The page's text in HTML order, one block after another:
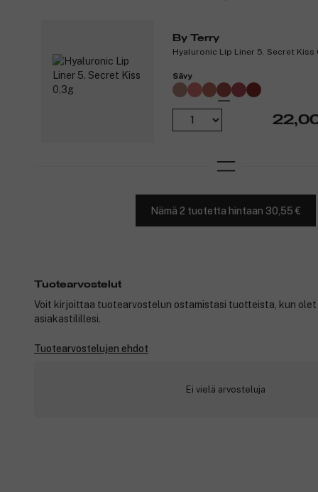
By Terry
Hyaluronic Lip Liner 5. Secret Kiss
Sävy
Nämä 2 tuotetta hintaan 30,55 €
Tuotearvostelut
Voit kirjoittaa tuotearvostelun ostamistasi tuotteista, kun
asiakastilillesi.
Tuotearvostelujen ehdot
Ei vielä arvosteluja